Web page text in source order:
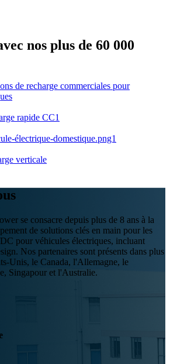
nos plus de 60 000
se consacre depuis plus de 8 ans à la
de solutions clés en main pour les
pour véhicules électriques, incluant
Nos partenaires sont présents dans plus
Unis, le Canada, l'Allemagne, le
Singapour et l'Australie.